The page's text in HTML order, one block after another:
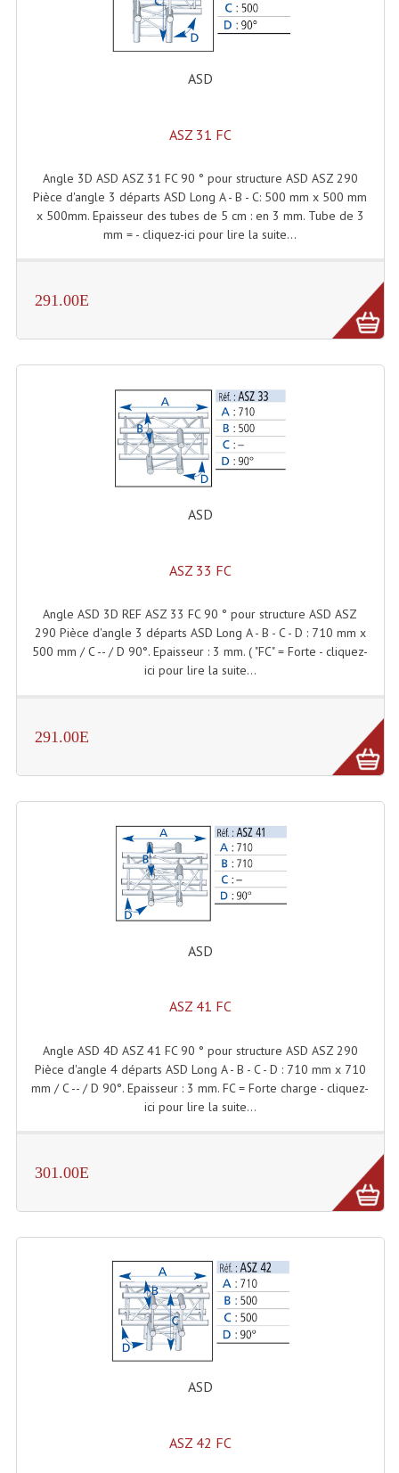
Système Boucle Magnétique
Structures, Pieds, Ponts...
Angle AG29 Structure Contest
Angle DECOTRI Structure Contest
Angle DUO Structure Contest
Angles Structure SC150
Angles Structure SD250
Angles Trio Steel Acier
Cercle Struct Carrée 290
Cercle Struct SCC Carre
Grill Auto-Porté
Monotubes Et Angles 50mm
Pendrillon Et Ossature
Praticable Et Accessoires
Structure Et Angles Quatro Deco
Structures
Flight-Case (s) Et Accessoires
Flight Case Plasma Et Écran LCD
Flight Case Régie
Flight-Case CDs Et Disques Vinyls
ASD
ASZ 31 FC
Angle 3D ASD ASZ 31 FC 90 ° pour structure ASD ASZ 290
Pièce d'angle 3 départs ASD Long A - B - C: 500 mm x 500 mm
x 500mm. Epaisseur des tubes de 5 cm : en 3 mm. Tube de 3
mm = - cliquez-ici pour lire la suite...
291.00E
ASD
ASZ 33 FC
Angle ASD 3D REF ASZ 33 FC 90 ° pour structure ASD ASZ
290 Pièce d'angle 3 départs ASD Long A - B - C - D : 710 mm x
500 mm / C -- / D 90°. Epaisseur : 3 mm. ( "FC" = Forte - cliquez-
ici pour lire la suite...
291.00E
ASD
ASZ 41 FC
Angle ASD 4D ASZ 41 FC 90 ° pour structure ASD ASZ 290
Pièce d'angle 4 départs ASD Long A - B - C - D : 710 mm x 710
mm / C -- / D 90°. Epaisseur : 3 mm. FC = Forte charge - cliquez-
ici pour lire la suite...
301.00E
ASD
ASZ 42 FC